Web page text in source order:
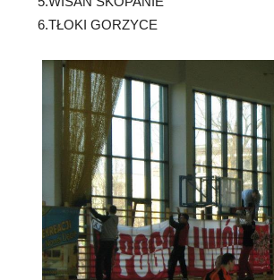
6.TŁOKI GORZYCE